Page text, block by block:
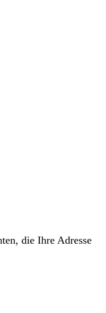
die Ihre Adresse